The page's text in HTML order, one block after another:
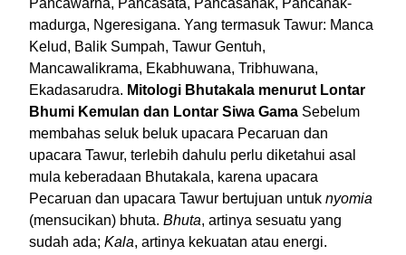
Pancawarna, Pancasata, Pancasanak, Pancanak-
madurga, Ngeresigana. Yang termasuk Tawur: Manca
Kelud, Balik Sumpah, Tawur Gentuh,
Mancawalikrama, Ekabhuwana, Tribhuwana,
Ekadasarudra. Mitologi Bhutakala menurut Lontar
Bhumi Kemulan dan Lontar Siwa Gama Sebelum
membahas seluk beluk upacara Pecaruan dan
upacara Tawur, terlebih dahulu perlu diketahui asal
mula keberadaan Bhutakala, karena upacara
Pecaruan dan upacara Tawur bertujuan untuk nyomia
(mensucikan) bhuta. Bhuta, artinya sesuatu yang
sudah ada; Kala, artinya kekuatan atau energi.